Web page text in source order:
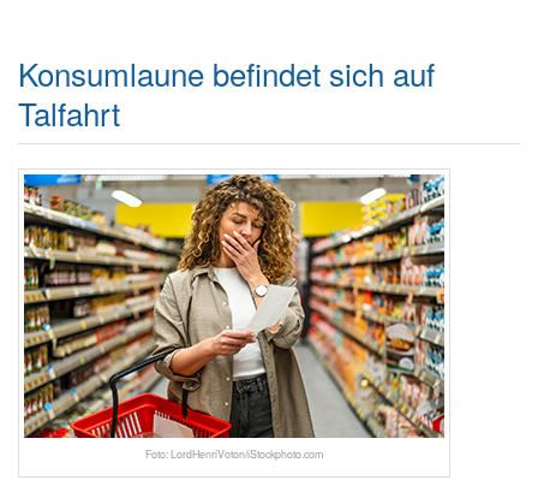
Konsumlaune befindet sich auf
Talfahrt
Foto: LordHenriVoton/iStockphoto.com